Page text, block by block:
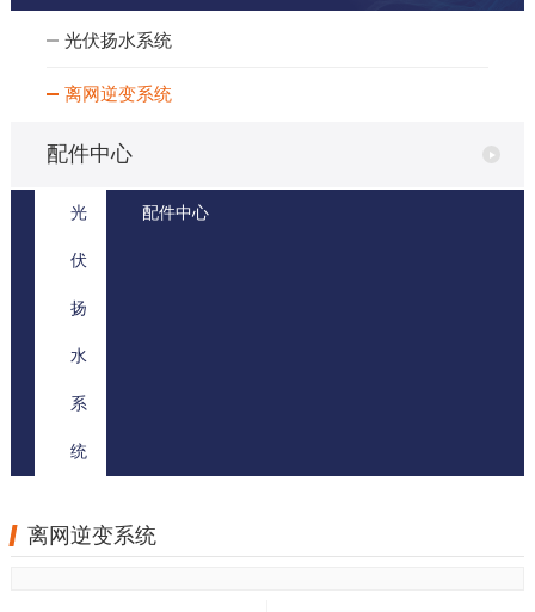
光伏扬水系统
离网逆变系统
配件中心
光
伏
扬
水
系
统
离
配件中心
离网逆变系统